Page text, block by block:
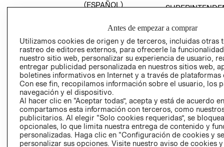
(ESPAÑOL)
TRANSPARENCIA
Y ÉTICA (INGLÉS)
COMERCIO - SIC
PETICIONES
QUEJAS Y
RECLAMOS
Colombia ($)
Antes de empezar a comprar
Utilizamos cookies de origen y de terceros, incluidas otras
rastreo de editores externos, para ofrecerle la
nuestro sitio web, personalizar su experiencia de usuario,
entregar publicidad personalizada en nuestros sitios web,
boletines informativos en Internet y a través de plataformas
Con ese fin, recopilamos información sobre el usuario, los
navegación y el dispositivo.
Al hacer clic en “Aceptar todas”, acepta y está de acuerdo
compartamos esta información con terceros, como
publicitarios. Al elegir “Solo cookies requeridas”, se
opcionales, lo que limita nuestra entrega de contenido y
personalizadas. Haga clic en “Configuración de cookies y
personalizar sus opciones. Visite nuestro aviso de cookies